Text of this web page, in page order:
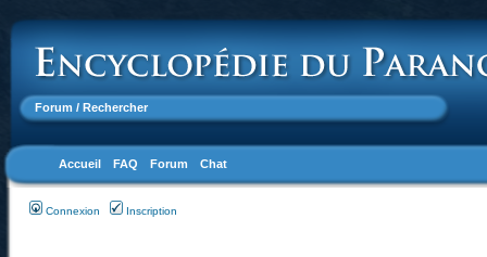
Forum / Rechercher
Accueil FAQ Forum Chat
Connexion Inscription